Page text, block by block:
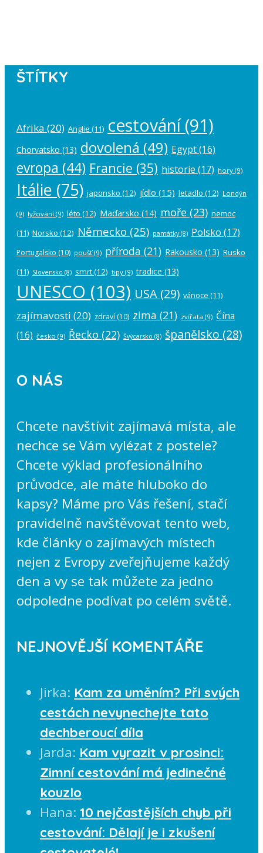
ŠTÍTKY
Afrika (20) Anglie (11) cestování(91)
Chorvatsko (13) dovolená (49) Egypt(16)
evropa (44) Francie (35) historie (17) hory (9)
Itálie (75) japonsko (12) jídlo (15) letadlo (12) Londýn
(9) lyžování (9) léto (12) Maďarsko (14) moře (23) nemoc
(11) Norsko (12) Německo (25) památky(8) Polsko (17)
Portugalsko (10) poušť(9) příroda (21) Rakousko (13) Rusko
(11) Slovensko (8) smrt(12) tipy (9) tradice (13)
UNESCO (103) USA (29) vánoce (11)
zajímavosti (20) zdraví (10) zima (21) zvířata (9) Čína
(16) česko (9) Řecko (22) Švýcarsko (8) španělsko (28)
O NÁS
Chcete navštívit zajímavá místa, ale
nechce se Vám vylézat z postele?
Chcete výklad profesionálního
průvodce, ale máte hluboko do
kapsy? Máme pro Vás řešení, stačí
pravidelně navštěvovat tento web,
kde články o zajímavých místech
nejen z Evropy zveřejňujeme každý
den a vy se tak můžete za jedno
odpoledne podívat po celém světě.
NEJNOVĚJŠÍ KOMENTÁŘE
Jirka: Kam za uměním? Při svých
cestách nevynechejte tato
dechberoucí díla
Jarda: Kam vyrazit v prosinci:
Zimní cestování má jedinečné
kouzlo
Hana: 10 nejčastějších chyb při
cestování: Dělají je i zkušení